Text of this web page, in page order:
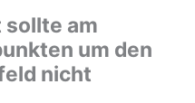
am
um den
nicht